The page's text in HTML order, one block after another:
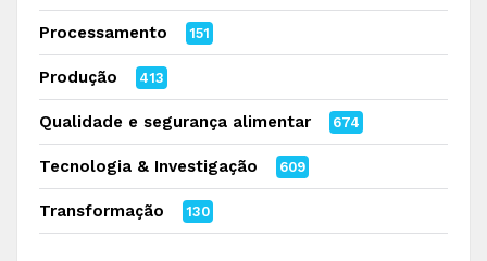
Processamento 151
Produção 413
Qualidade e segurança alimentar 674
Tecnologia & Investigação 609
Transformação 130